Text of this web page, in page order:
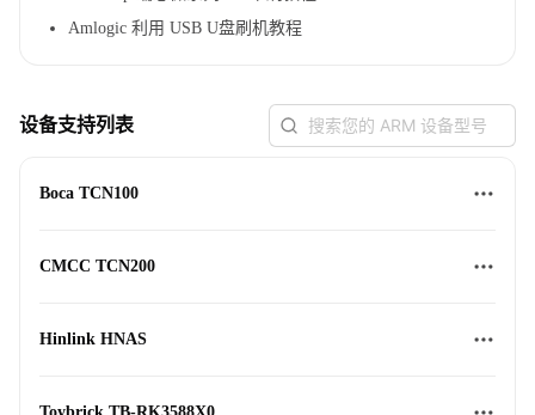
Amlogic 利用 USB U盘刷机教程
设备支持列表
Boca TCN100
CMCC TCN200
Hinlink HNAS